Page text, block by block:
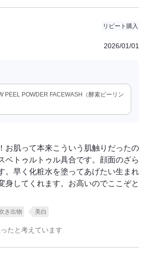
リピート購入
2026/01/01
PEEL POWDER FACEWASH（酵素ピーリン
お肌って本来こういう肌触りだったの
ベトゥルトゥル具合です。顔面のざら
。早く化粧水を塗ってあげたい生まれ
身してくれます。お高いのでここぞと
き出物 美白
たと考えています